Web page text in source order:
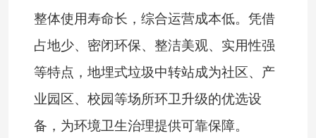
整体使用寿命长，综合运营成本低。凭借
占地少、密闭环保、整洁美观、实用性强
等特点，地埋式垃圾中转站成为社区、产
业园区、校园等场所环卫升级的优选设
备，为环境卫生治理提供可靠保障。